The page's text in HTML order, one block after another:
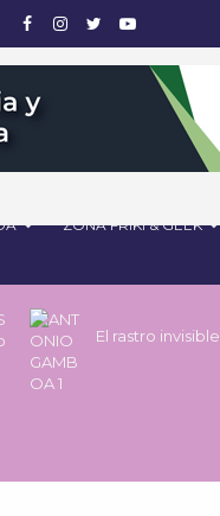
ZONA FRIKI & GEEK
El rastro invisible